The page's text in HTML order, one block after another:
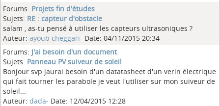
Forums: Projets fin d'études
Sujets: RE : capteur d'obstacle
salam , as-tu pensé à utiliser les capteurs ultrasoniques ?
Auteur: ayoub cheggari- Date: 04/11/2015 20:34
Forums: J'ai besoin d'un document
Sujets: Panneau PV suiveur de soleil
Bonjour svp jaurai besoin d'un datatasheet d'un verin électrique
qui fait tourner les parabole je veut l'utiliser sur mon suiveur de
soleil...
Auteur: dada- Date: 12/04/2015 12:28